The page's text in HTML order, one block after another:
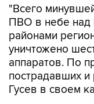
"Всего
ПВО в небе над
районами
уничтожено
аппаратов. По
пострадавших и
Гусев в своем